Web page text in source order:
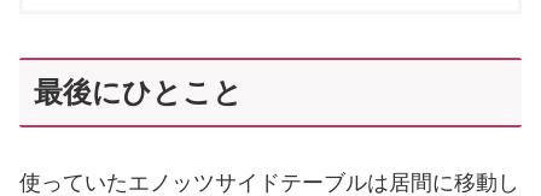
最後にひとこと
使っていたエノッツサイドテーブルは居間に移動し